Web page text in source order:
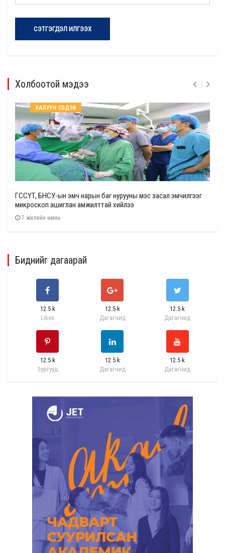
СЭТГЭГДЭЛ ИЛГЭЭХ
Холбоотой мэдээ
ХАЛУУН СЭДЭВ
ГССҮТ, БНСУ-ын эмч нарын баг нурууны мэс засал эмчилгээг
микроскоп ашиглан амжилттай хийлээ
7 жилийн өмнө
Биднийг дагаарай
12.5 k
Likes
12.5 k
Дагагчид
12.5 k
Дагагчид
12.5 k
Зургууд
12.5 k
Дагагчид
12.5 k
Дагагчид